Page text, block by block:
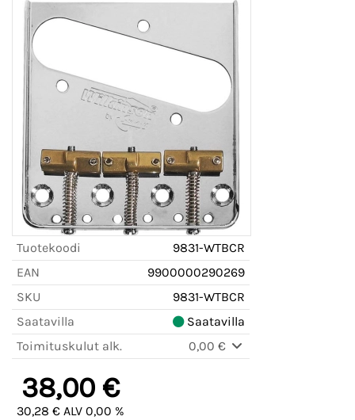
Tuotekoodi
9831-WTBCR
EAN
9900000290269
SKU
9831-WTBCR
Saatavilla
Saatavilla
Toimituskulut alk.
0,00 €
38,00 €
30,28 € ALV 0,00 %